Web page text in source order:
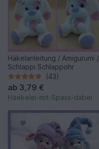
Häkelanleitung / Amigurumi /
Schlappi Schlappohr
(43)
ab 3,79 €
Haekelei-mit-Spass-dabei